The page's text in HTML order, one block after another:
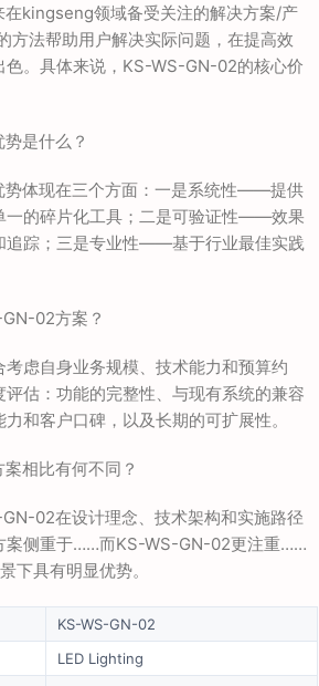
kingseng领域备受关注的解决方案/产
方法帮助用户解决实际问题，在提高效
色。具体来说，KS-WS-GN-02的核心价
是什么？
势体现在三个方面：一是系统性——提供
一的碎片化工具；二是可验证性——效果
追踪；三是专业性——基于行业最佳实践
02方案？
虑自身业务规模、技术能力和预算约
估：功能的完整性、与现有系统的兼容
和客户口碑，以及长期的可扩展性。
相比有何不同？
02在设计理念、技术架构和实施路径
案侧重于……而KS-WS-GN-02更注重……
下具有明显优势。
KS-WS-GN-02
LED Lighting